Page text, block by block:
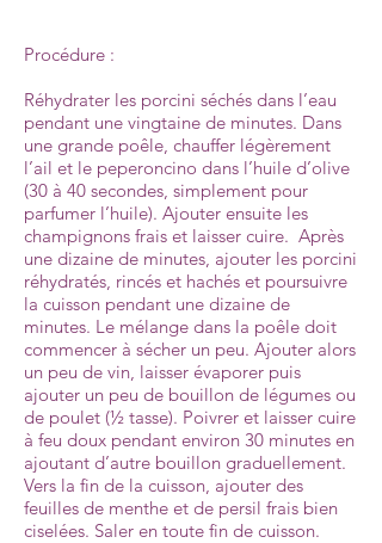
Procédure :
Réhydrater les porcini séchés dans l’eau
pendant une vingtaine de minutes. Dans
une grande poêle, chauffer légèrement
l’ail et le peperoncino dans l’huile d’olive
(30 à 40 secondes, simplement pour
parfumer l’huile). Ajouter ensuite les
champignons frais et laisser cuire. Après
une dizaine de minutes, ajouter les porcini
réhydratés, rincés et hachés et poursuivre
la cuisson pendant une dizaine de
minutes. Le mélange dans la poêle doit
commencer à sécher un peu. Ajouter alors
un peu de vin, laisser évaporer puis
ajouter un peu de bouillon de légumes ou
de poulet (½ tasse). Poivrer et laisser cuire
à feu doux pendant environ 30 minutes en
ajoutant d’autre bouillon graduellement.
Vers la fin de la cuisson, ajouter des
feuilles de menthe et de persil frais bien
ciselées. Saler en toute fin de cuisson.